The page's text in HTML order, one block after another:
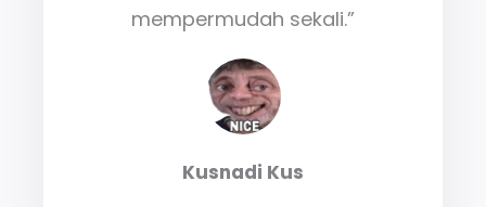
mempermudah sekali.”
Kusnadi Kus